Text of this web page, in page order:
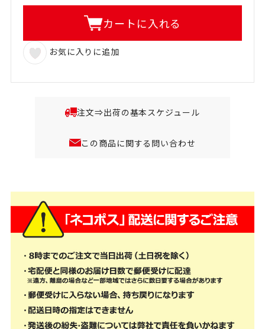
カートに入れる
お気に入りに追加
注文⇒出荷の基本スケジュール
この商品に関する問い合わせ